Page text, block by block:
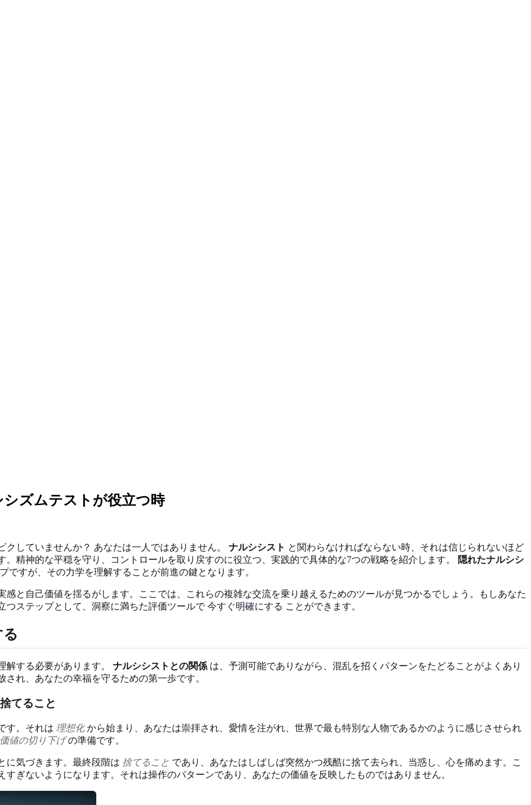
ズムテストが役立つ時
していませんか？ あなたは一人ではありません。 ナルシシスト と関わらなければならない時、それは信じられないほど
精神的な平穏を守り、コントロールを取り戻すのに役立つ、実践的で具体的な7つの戦略を紹介します。
隠れたナルシシ
すが、その力学を理解することが前進の鍵となります。
と自己価値を揺るがします。ここでは、これらの複雑な交流を乗り越えるためのツールが見つかるでしょう。もしあなた
つステップとして、洞察に満ちた評価ツールで今すぐ明確にする ことができます。
解する必要があります。 ナルシシストとの関係 は、予測可能でありながら、混乱を招くパターンをたどることがよくあり
れ、あなたの幸福を守るための第一歩です。
てること
す。それは 理想化から始まり、あなたは崇拝され、愛情を注がれ、世界で最も特別な人物であるかのように感じさせられ
価値の切り下げの準備です。
に気づきます。最終段階は 捨てること であり、あなたはしばしば突然かつ残酷に捨て去られ、当惑し、心を痛めます。こ
ぎないようになります。それは操作のパターンであり、あなたの価値を反映したものではありません。